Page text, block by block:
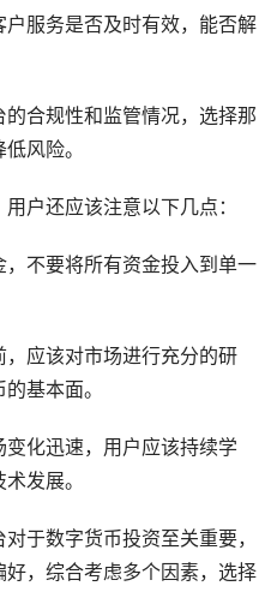
户服务是否及时有效，能否解
合规性和监管情况，选择那
风险。
户还应该注意以下几点：
，不要将所有资金投入到单一
，应该对市场进行充分的研
基本面。
变化迅速，用户应该持续学
发展。
于数字货币投资至关重要，
，综合考虑多个因素，选择